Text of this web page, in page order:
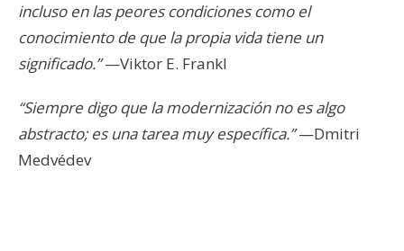
incluso en las peores condiciones como el
conocimiento de que la propia vida tiene un
significado.”—Viktor E. Frankl
“Siempre digo que la modernización no es algo
abstracto; es una tarea muy específica.”—Dmitri
Medvédev